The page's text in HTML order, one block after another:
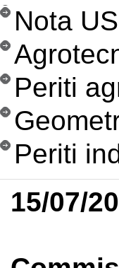
Nota
Periti
Periti
15/07/